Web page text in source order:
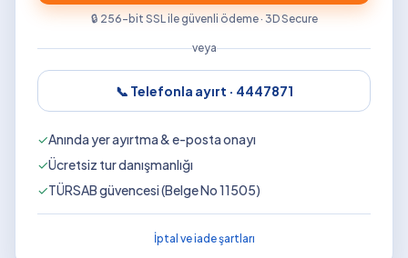
🔒 256-bit SSL ile güvenli ödeme · 3D Secure
veya
📞 Telefonla ayırt · 4447871
✓Anında yer ayırtma & e-posta onayı
✓Ücretsiz tur danışmanlığı
✓TÜRSAB güvencesi (Belge No 11505)
İptal ve iade şartları